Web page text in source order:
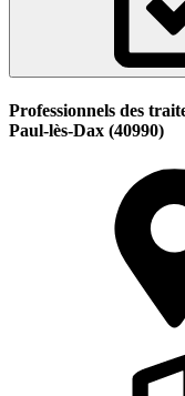
Professionnels des
Paul-lès-Dax (40990)